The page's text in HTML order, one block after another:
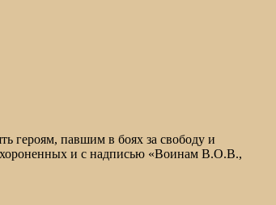
героям, павшим в боях за свободу и
и с надписью «Воинам В.О.В.,